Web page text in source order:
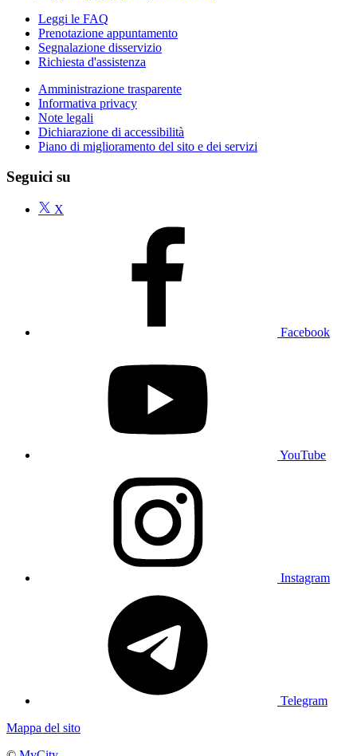
Leggi le FAQ
Prenotazione appuntamento
Segnalazione disservizio
Richiesta d'assistenza
Amministrazione trasparente
Informativa privacy
Note legali
Dichiarazione di accessibilità
Piano di miglioramento del sito e dei servizi
Seguici su
X
Facebook
YouTube
Instagram
Telegram
Mappa del sito